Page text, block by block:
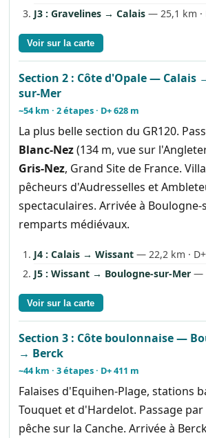
J3 : Gravelines → Calais— 25,1 km ·
Voir sur la carte
Section 2 : Côte d'Opale — Calais
sur-Mer
~54 km · 2 étapes · D+ 628 m
La plus belle section du GR120.
Blanc-Nez(134 m, vue sur
Gris-Nez, Grand Site de France.
pêcheurs d'Audresselles et
spectaculaires. Arrivée à
remparts médiévaux.
J4 : Calais → Wissant— 22,2 km ·
J5 : Wissant → Boulogne-sur-Mer—
Voir sur la carte
Section 3 : Côte boulonnaise —
→ Berck
~44 km · 3 étapes · D+ 411 m
Falaises d'Equihen-Plage, stations
Touquet et d'Hardelot. Passage
pêche sur la Canche. Arrivée à